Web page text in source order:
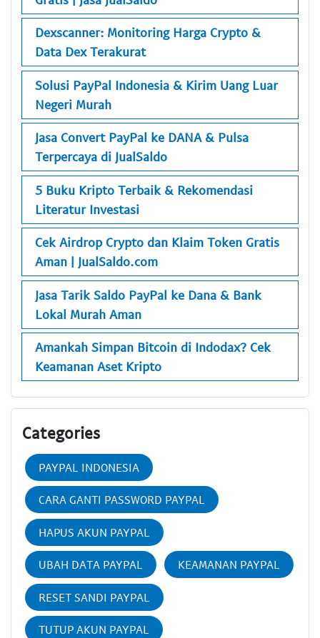
Dexscanner: Monitoring Harga Crypto &
Data Dex Terakurat
Solusi PayPal Indonesia & Kirim Uang Luar
Negeri Murah
Jasa Convert PayPal ke DANA & Pulsa
Terpercaya di JualSaldo
5 Buku Kripto Terbaik & Rekomendasi
Literatur Investasi
Cek Airdrop Crypto dan Klaim Token Gratis
Aman | JualSaldo.com
Jasa Tarik Saldo PayPal ke Dana & Bank
Lokal Murah Aman
Amankah Simpan Bitcoin di Indodax? Cek
Keamanan Aset Kripto
Categories
PAYPAL INDONESIA
CARA GANTI PASSWORD PAYPAL
HAPUS AKUN PAYPAL
UBAH DATA PAYPAL KEAMANAN PAYPAL
RESET SANDI PAYPAL
TUTUP AKUN PAYPAL